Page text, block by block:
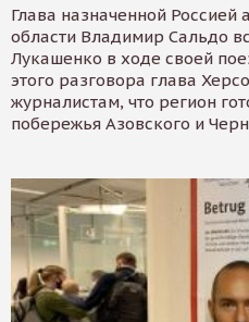
Глава назначенной
области Владимир Сальдо
Лукашенко в ходе своей
этого разговора глава
журналистам, что регион
побережья Азовского и